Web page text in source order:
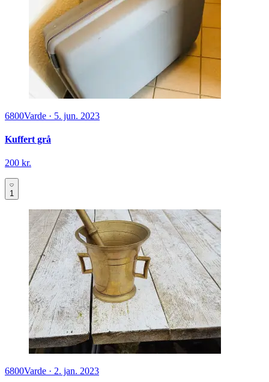
6800Varde · 5. jun. 2023
Kuffert grå
200 kr.
1
6800Varde · 2. jan. 2023